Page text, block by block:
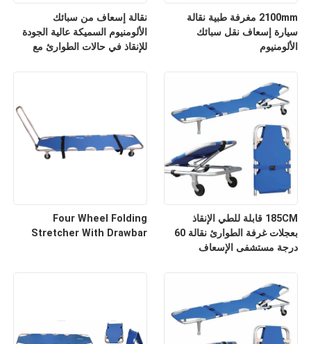
نقالة إسعاف من سبائك
الألومنيوم السميكة عالية الجودة
للإنقاذ في حالات الطوارئ مع
2100mm مغرفة طبية نقالة
سيارة إسعاف نقل سبائك
الألومنيوم
Four Wheel Folding
Stretcher With Drawbar
185CM قابلة للطي الإنقاذ
بعجلات غرفة الطوارئ نقالة 60
درجة مستشفى الإسعاف